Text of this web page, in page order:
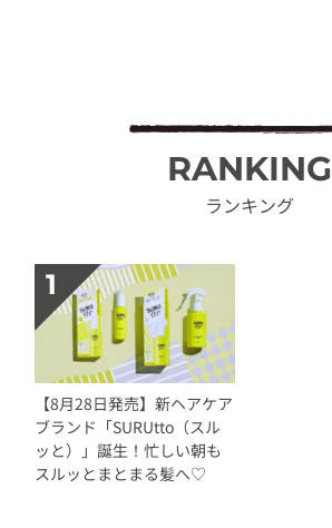
RANKING
ランキング
【8月28日発売】新ヘアケア
ブランド「SURUtto（スル
ッと）」誕生！忙しい朝も
スルッとまとまる髪へ♡